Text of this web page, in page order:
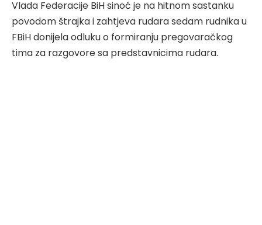
Vlada Federacije BiH sinoć je na hitnom sastanku
povodom štrajka i zahtjeva rudara sedam rudnika u
FBiH donijela odluku o formiranju pregovaračkog
tima za razgovore sa predstavnicima rudara.